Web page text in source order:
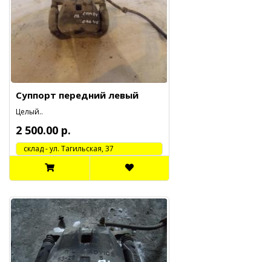
Суппорт передний левый
Целый..
2 500.00 р.
cклад - ул. Тагильская, 37